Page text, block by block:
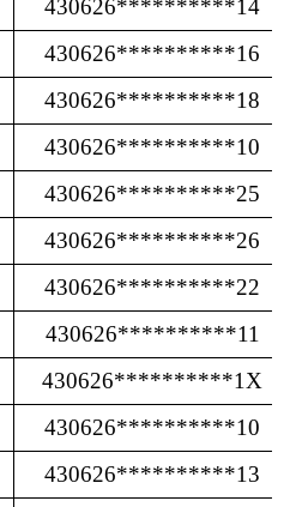
430626**********14
430626**********16
430626**********18
430626**********10
430626**********25
430626**********26
430626**********22
430626**********11
430626**********1X
430626**********10
430626**********13